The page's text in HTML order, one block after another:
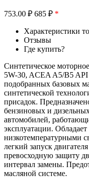
753.00 ₽ 685 ₽ *
Характеристики
Отзывы
Где купить?
Синтетическое
5W-30, ACEA A5/B5 API
подобранных базовых
синтетической
присадок.
бензиновых и
автомобилей,
эксплуатации.
низкотемпературными
легкий запуск
превосходную защиту
интервал замены.
масляной системе.